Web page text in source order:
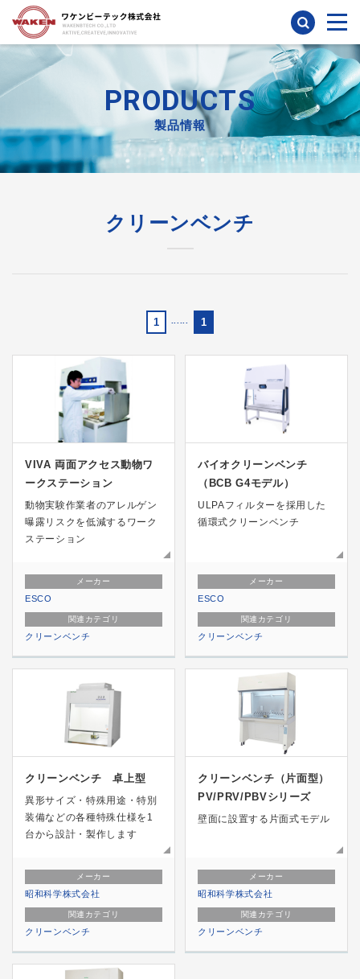
検索
PRODUCTS
製品情報
クリーンベンチ
1 1
VIVA 両面アクセス動物ワ
ークステーション
動物実験作業者のアレルゲン
曝露リスクを低減するワーク
ステーション
メーカー
ESCO
関連カテゴリ
クリーンベンチ
バイオクリーンベンチ
（BCB G4モデル）
ULPAフィルターを採用した
循環式クリーンベンチ
メーカー
ESCO
関連カテゴリ
クリーンベンチ
クリーンベンチ 卓上型
異形サイズ・特殊用途・特別
装備などの各種特殊仕様を1
台から設計・製作します
メーカー
昭和科学株式会社
関連カテゴリ
クリーンベンチ
クリーンベンチ（片面型）
PV/PRV/PBVシリーズ
壁面に設置する片面式モデル
メーカー
昭和科学株式会社
関連カテゴリ
クリーンベンチ